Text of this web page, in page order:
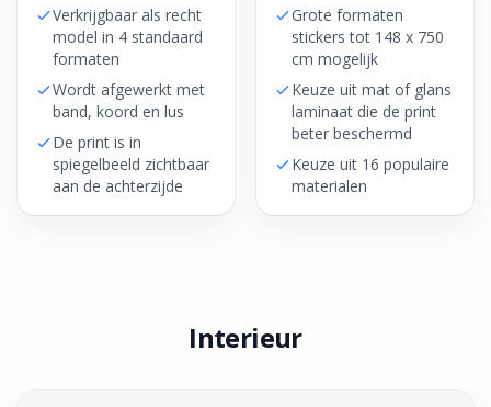
Verkrijgbaar als recht
model in 4 standaard
formaten
Wordt afgewerkt met
band, koord en lus
De print is in
spiegelbeeld zichtbaar
aan de achterzijde
Grote formaten
stickers tot 148 x 750
cm mogelijk
Keuze uit mat of glans
laminaat die de print
beter beschermd
Keuze uit 16 populaire
materialen
Interieur